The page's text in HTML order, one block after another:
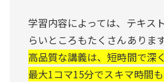
学習内容によっては、テキス
らいところもたくさんあります
高品質な講義は、短時間で深
最大1コマ15分でスキマ時間